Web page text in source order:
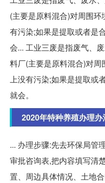
(主要是原料混合)对周围
有污染;如果是提取或者是
会... 工业三废是指废气、
料厂(主要是原料混合)对
上没有污染;如果是提取或
就会。
2020年特种养殖办理办
... 办理步骤:先去环保局管
审批咨询表,把内容填写清
置、周边具体情况、土地